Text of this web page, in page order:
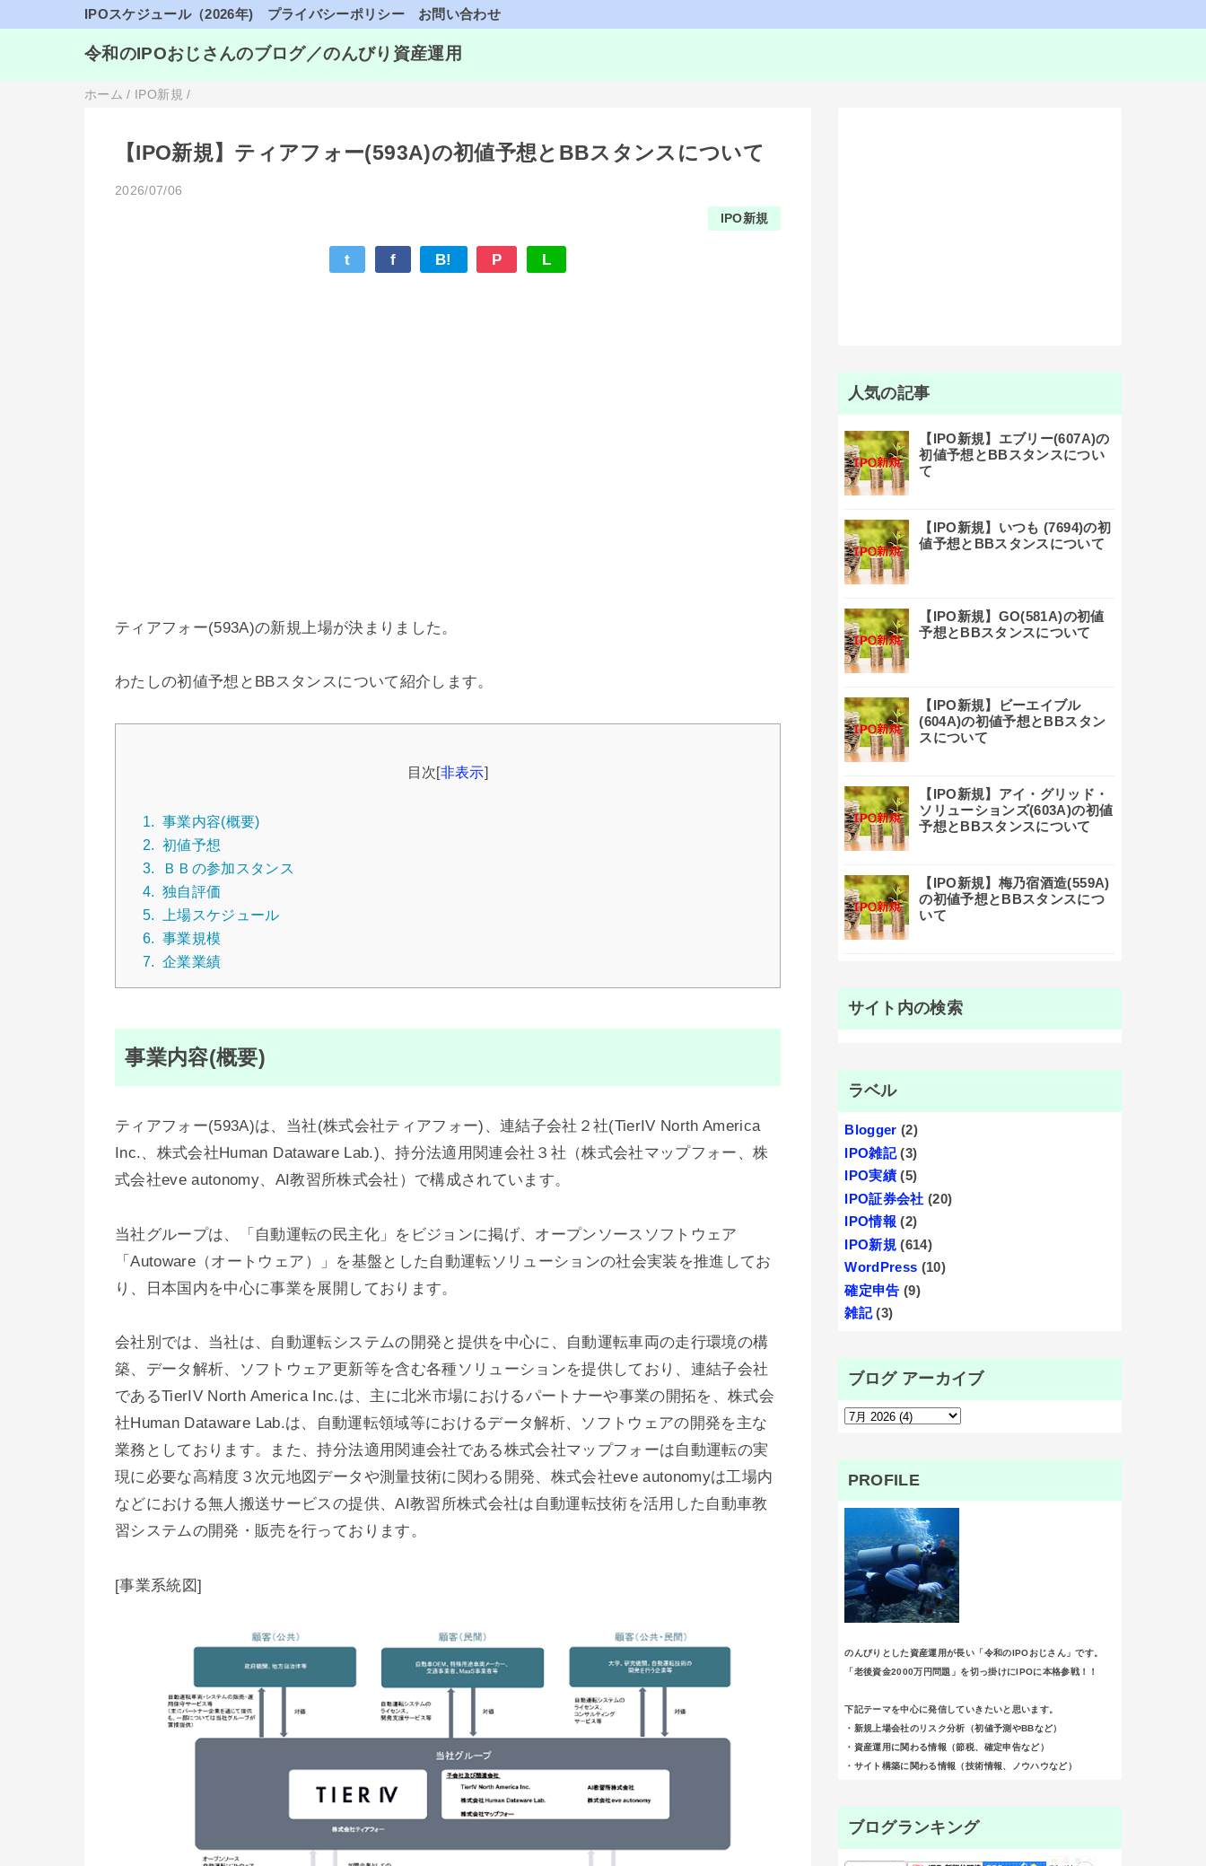
IPOスケジュール（2026年) プライバシーポリシー お問い合わせ
令和のIPOおじさんのブログ／のんびり資産運用
ホーム / IPO新規 /
【IPO新規】ティアフォー(593A)の初値予想とBBスタンスについて
2026/07/06
IPO新規
t f B! P L
ティアフォー(593A)の新規上場が決まりました。
わたしの初値予想とBBスタンスについて紹介します。
目次[非表示]
1. 事業内容(概要)
2. 初値予想
3.
ＢＢの参加スタンス
4. 独自評価
5.
上場スケジュール
6. 事業規模
7. 企業業績
事業内容(概要)
ティアフォー(593A)は、当社(株式会社ティアフォー)、連結子会社２社(TierIV North America
Inc.、株式会社Human Dataware Lab.)、持分法適用関連会社３社（株式会社マップフォー、株
式会社eve autonomy、AI教習所株式会社）で構成されています。
当社グループは、「自動運転の民主化」をビジョンに掲げ、オープンソースソフトウェア
「Autoware（オートウェア）」を基盤とした自動運転ソリューションの社会実装を推進してお
り、日本国内を中心に事業を展開しております。
会社別では、当社は、自動運転システムの開発と提供を中心に、自動運転車両の走行環境の構
築、データ解析、ソフトウェア更新等を含む各種ソリューションを提供しており、連結子会社
であるTierIV North America Inc.は、主に北米市場におけるパートナーや事業の開拓を、株式会
社Human Dataware Lab.は、自動運転領域等におけるデータ解析、ソフトウェアの開発を主な
業務としております。また、持分法適用関連会社である株式会社マップフォーは自動運転の実
現に必要な高精度３次元地図データや測量技術に関わる開発、株式会社eve autonomyは工場内
などにおける無人搬送サービスの提供、AI教習所株式会社は自動運転技術を活用した自動車教
習システムの開発・販売を行っております。
[事業系統図]
人気の記事
【IPO新規】エブリー(607A)の
初値予想とBBスタンスについ
て
【IPO新規】いつも (7694)の初
値予想とBBスタンスについて
【IPO新規】GO(581A)の初値
予想とBBスタンスについて
【IPO新規】ビーエイブル
(604A)の初値予想とBBスタン
スについて
【IPO新規】アイ・グリッド・
ソリューションズ(603A)の初値
予想とBBスタンスについて
【IPO新規】梅乃宿酒造(559A)
の初値予想とBBスタンスにつ
いて
サイト内の検索
ラベル
Blogger (2)
IPO雑記 (3)
IPO実績 (5)
IPO証券会社 (20)
IPO情報 (2)
IPO新規 (614)
WordPress (10)
確定申告 (9)
雑記 (3)
ブログ アーカイブ
PROFILE
のんびりとした資産運用が長い「令和のIPOおじさん」です。
「老後資金2000万円問題」を切っ掛けにIPOに本格参戦！！
下記テーマを中心に発信していきたいと思います。
・新規上場会社のリスク分析（初値予測やBBなど）
・資産運用に関わる情報（節税、確定申告など）
・サイト構築に関わる情報（技術情報、ノウハウなど）
ブログランキング